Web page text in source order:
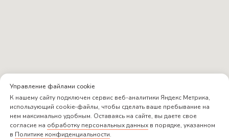
Управление файлами cookie
К нашему сайту подключен сервис веб-аналитики Яндекс Метрика,
использующий cookie-файлы, чтобы сделать ваше пребывание на
нем максимально удобным. Оставаясь на сайте, вы даете свое
согласие на обработку персональных данных в порядке, указанном
в Политике конфиденциальности.